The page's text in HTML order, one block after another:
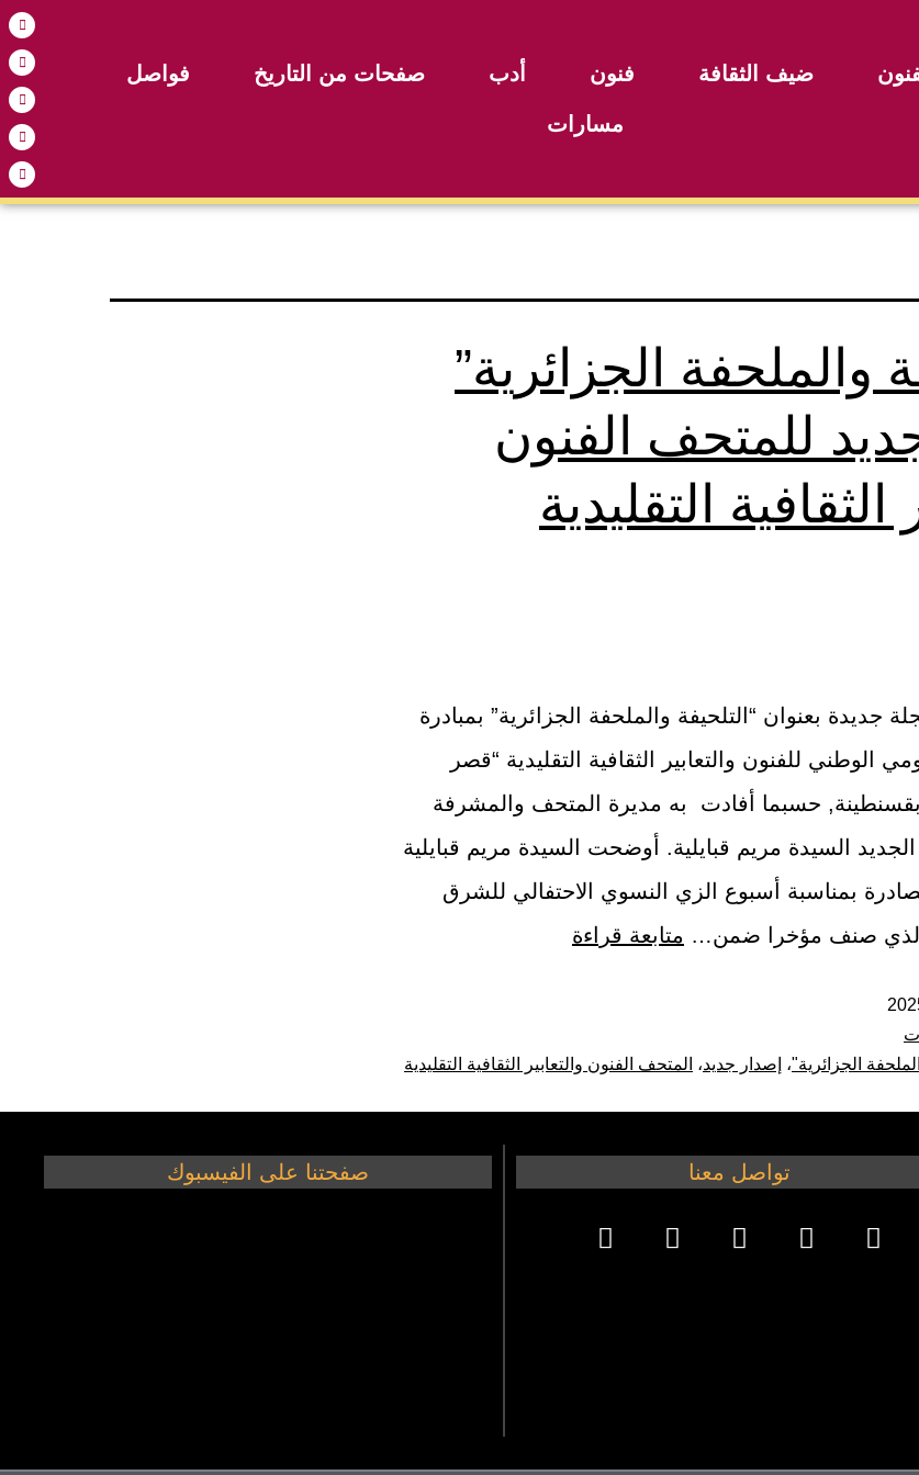
ضيف الثقافة فنون أدب صفحات من التاريخ فواصل
مسارات
والملحفة الجزائرية”
للمتحف الفنون
الثقافية التقليدية
جديدة بعنوان “التلحيفة والملحفة الجزائرية” بمبادرة
الوطني للفنون والتعابير الثقافية التقليدية “قصر
بقسنطينة, حسبما أفادت به مديرة المتحف والمشرفة
السيدة مريم قبايلية. أوضحت السيدة مريم قبايلية
بمناسبة أسبوع الزي النسوي الاحتفالي للشرق
الذي صنف مؤخرا ضمن… متابعة قراءة
الجزائرية"، إصدار جديد، المتحف الفنون والتعابير الثقافية التقليدية
تواصل معنا صفحتنا على الفيسبوك